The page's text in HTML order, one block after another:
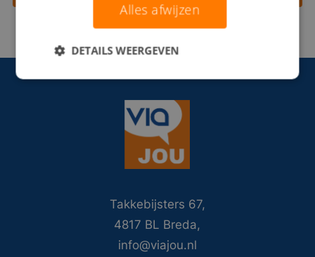
Takkebijsters 67,
4817 BL Breda,
info@viajou.nl
Alles afwijzen
DETAILS WEERGEVEN